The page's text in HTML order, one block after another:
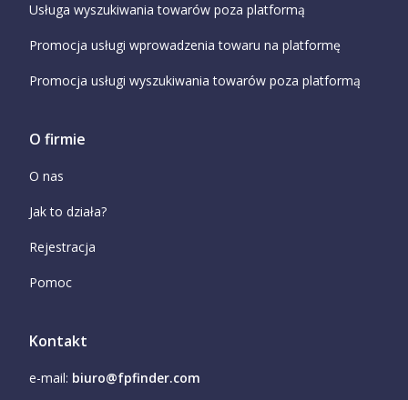
Usługa wyszukiwania towarów poza platformą
Promocja usługi wprowadzenia towaru na platformę
Promocja usługi wyszukiwania towarów poza platformą
O firmie
O nas
Jak to działa?
Rejestracja
Pomoc
Kontakt
e-mail: biuro@fpfinder.com